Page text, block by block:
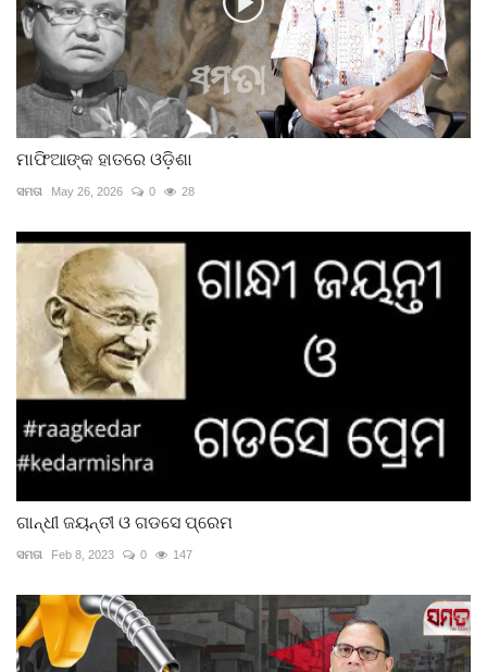
ମାଫିଆଙ୍କ ହାତରେ ଓଡ଼ିଶା
ସମତା May 26, 2026 0 28
ଗାନ୍ଧୀ ଜୟନ୍ତୀ ଓ ଗଡସେ ପ୍ରେମ
ସମତା Feb 8, 2023 0 147